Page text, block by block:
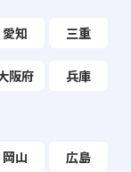
愛知 三重
阪府 兵庫
岡山 広島